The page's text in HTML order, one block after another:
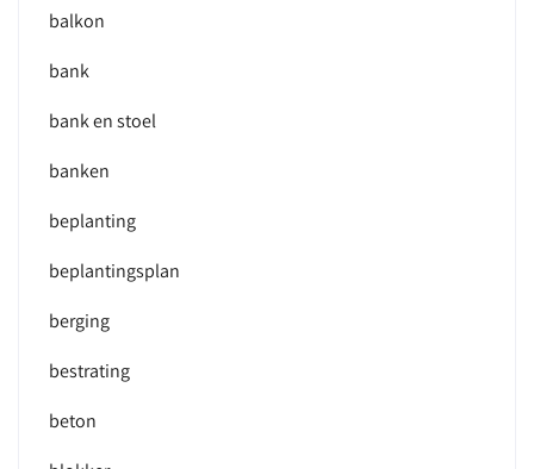
balkon
bank
bank en stoel
banken
beplanting
beplantingsplan
berging
bestrating
beton